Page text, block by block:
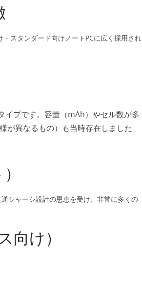
スタンダード向けノートPCに広く採用され
イプです。容量（mAh）やセル数が多
が異なるもの）も当時存在しました
シャーシ設計の恩恵を受け、非常に多くの
け）